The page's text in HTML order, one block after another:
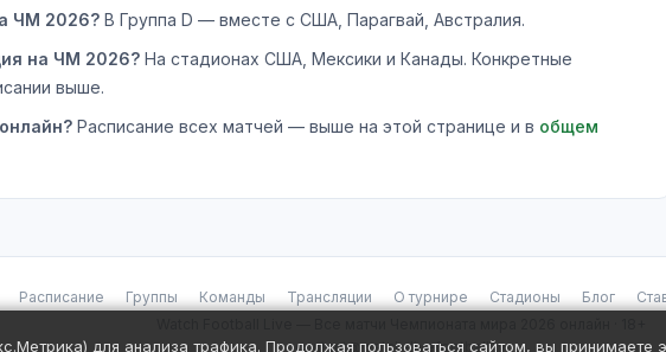
ЧМ 2026? В Группа D — вместе с США, Парагвай, Австралия.
на ЧМ 2026? На стадионах США, Мексики и Канады. Конкретные
выше.
Расписание всех матчей — выше на этой странице и в общем
Расписание Группы Команды Трансляции О турнире Стадионы Блог
contact@watch-livefootball.tv
для анализа трафика. Продолжая пользоваться сайтом, вы принимаете